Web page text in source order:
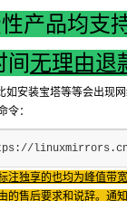
能否入手基础主机？
主机监管：保障信
科技旗下云平台，相关
信股份有限公司荣昌分
产品均支
间无理由退
安装宝塔等等会出现
：
注独享的也均为峰值带
的售后要求和说辞。通